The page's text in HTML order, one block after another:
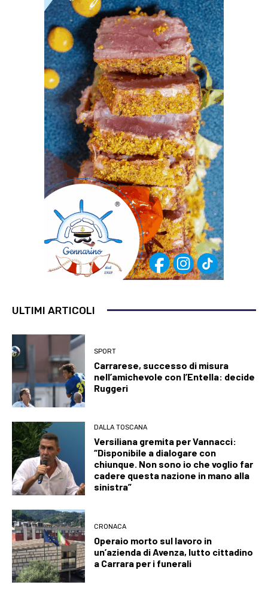
ULTIMI ARTICOLI
SPORT
Carrarese, successo di misura
nell’amichevole con l’Entella: decide
Ruggeri
DALLA TOSCANA
Versiliana gremita per Vannacci:
“Disponibile a dialogare con
chiunque. Non sono io che voglio far
cadere questa nazione in mano alla
sinistra”
CRONACA
Operaio morto sul lavoro in
un’azienda di Avenza, lutto cittadino
a Carrara per i funerali